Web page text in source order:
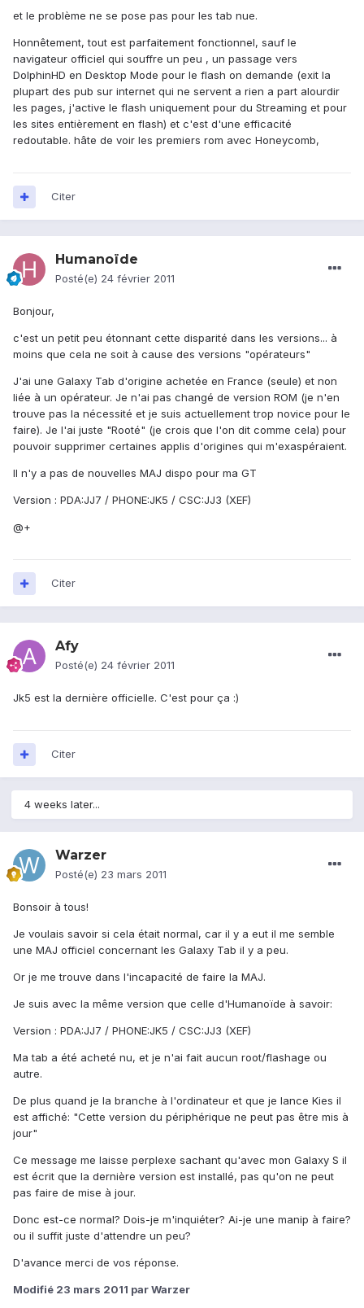
et le problème ne se pose pas pour les tab nue.
Honnêtement, tout est parfaitement fonctionnel, sauf le
navigateur officiel qui souffre un peu , un passage vers
DolphinHD en Desktop Mode pour le flash on demande (exit la
plupart des pub sur internet qui ne servent a rien a part alourdir
les pages, j'active le flash uniquement pour du Streaming et pour
les sites entièrement en flash) et c'est d'une efficacité
redoutable. hâte de voir les premiers rom avec Honeycomb,
Citer
Humanoïde
Posté(e) 24 février 2011
Bonjour,
c'est un petit peu étonnant cette disparité dans les versions... à
moins que cela ne soit à cause des versions "opérateurs"
J'ai une Galaxy Tab d'origine achetée en France (seule) et non
liée à un opérateur. Je n'ai pas changé de version ROM (je n'en
trouve pas la nécessité et je suis actuellement trop novice pour le
faire). Je l'ai juste "Rooté" (je crois que l'on dit comme cela) pour
pouvoir supprimer certaines applis d'origines qui m'exaspéraient.
Il n'y a pas de nouvelles MAJ dispo pour ma GT
Version : PDA:JJ7 / PHONE:JK5 / CSC:JJ3 (XEF)
@+
Citer
Afy
Posté(e) 24 février 2011
Jk5 est la dernière officielle. C'est pour ça :)
Citer
4 weeks later...
Warzer
Posté(e) 23 mars 2011
Bonsoir à tous!
Je voulais savoir si cela était normal, car il y a eut il me semble
une MAJ officiel concernant les Galaxy Tab il y a peu.
Or je me trouve dans l'incapacité de faire la MAJ.
Je suis avec la même version que celle d'Humanoïde à savoir:
Version : PDA:JJ7 / PHONE:JK5 / CSC:JJ3 (XEF)
Ma tab a été acheté nu, et je n'ai fait aucun root/flashage ou
autre.
De plus quand je la branche à l'ordinateur et que je lance Kies il
est affiché: "Cette version du périphérique ne peut pas être mis à
jour"
Ce message me laisse perplexe sachant qu'avec mon Galaxy S il
est écrit que la dernière version est installé, pas qu'on ne peut
pas faire de mise à jour.
Donc est-ce normal? Dois-je m'inquiéter? Ai-je une manip à faire?
ou il suffit juste d'attendre un peu?
D'avance merci de vos réponse.
Modifié 23 mars 2011 par Warzer